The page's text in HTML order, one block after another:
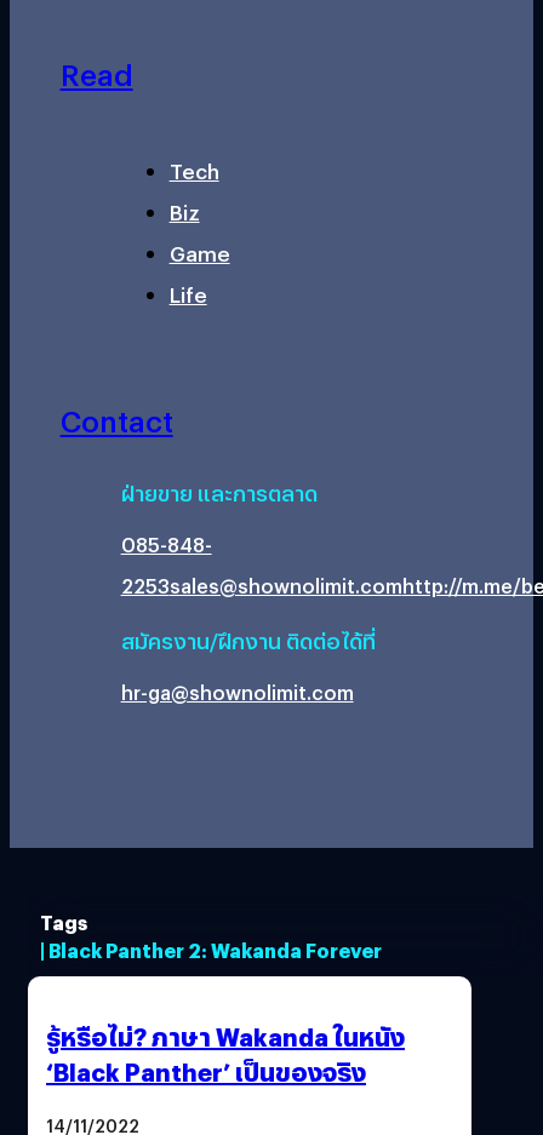
Read
Tech
Biz
Game
Life
Contact
ฝ่ายขาย และการตลาด
085-848-
2253sales@shownolimit.comhttp://m.me/
สมัครงาน/ฝึกงาน ติดต่อได้ที่
hr-ga@shownolimit.com
Tags
| Black Panther 2: Wakanda Forever
รู้หรือไม่? ภาษา Wakanda ในหนัง
‘Black Panther’ เป็นของจริง
14/11/2022